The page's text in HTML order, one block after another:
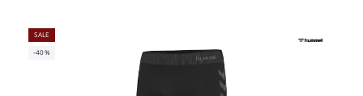
SALE
-40%